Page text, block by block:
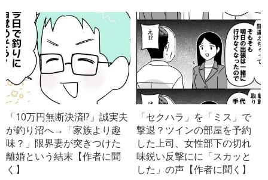
「10万円無断決済!?」誠実夫
が釣り沼へ→「家族より趣
味？」限界妻が突きつけた
離婚という結末【作者に聞
く】
「セクハラ」を「ミス」で
撃退？ツインの部屋を予約
した上司、女性部下の切れ
味鋭い反撃にに「スカッと
した」の声【作者に聞く】